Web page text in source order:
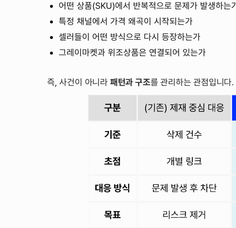
어떤 상품(SKU)에서 반복적으로 문제가 발생하는
특정 채널에서 가격 왜곡이 시작되는가
셀러들이 어떤 방식으로 다시 등장하는가
그레이마켓과 위조상품은 연결되어 있는가
즉, 사건이 아니라 패턴과 구조를 관리하는 관점입니다.